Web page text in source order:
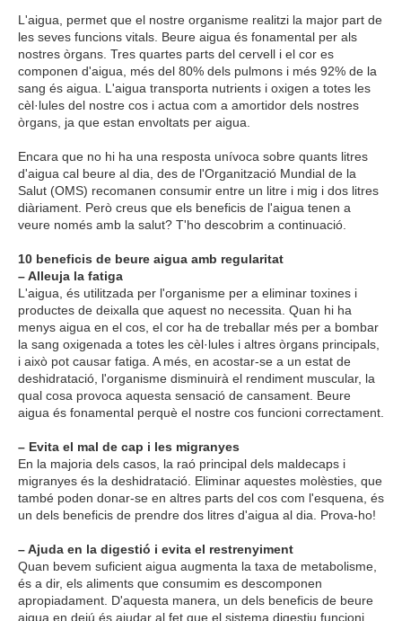
L'aigua, permet que el nostre organisme realitzi la major part de
les seves funcions vitals. Beure aigua és fonamental per als
nostres òrgans. Tres quartes parts del cervell i el cor es
componen d'aigua, més del 80% dels pulmons i més 92% de la
sang és aigua. L'aigua transporta nutrients i oxigen a totes les
cèl·lules del nostre cos i actua com a amortidor dels nostres
òrgans, ja que estan envoltats per aigua.
Encara que no hi ha una resposta unívoca sobre quants litres
d'aigua cal beure al dia, des de l'Organització Mundial de la
Salut (OMS) recomanen consumir entre un litre i mig i dos litres
diàriament. Però creus que els beneficis de l'aigua tenen a
veure només amb la salut? T'ho descobrim a continuació.
10 beneficis de beure aigua amb regularitat
– Alleuja la fatiga
L'aigua, és utilitzada per l'organisme per a eliminar toxines i
productes de deixalla que aquest no necessita. Quan hi ha
menys aigua en el cos, el cor ha de treballar més per a bombar
la sang oxigenada a totes les cèl·lules i altres òrgans principals,
i això pot causar fatiga. A més, en acostar-se a un estat de
deshidratació, l'organisme disminuirà el rendiment muscular, la
qual cosa provoca aquesta sensació de cansament. Beure
aigua és fonamental perquè el nostre cos funcioni correctament.
– Evita el mal de cap i les migranyes
En la majoria dels casos, la raó principal dels maldecaps i
migranyes és la deshidratació. Eliminar aquestes molèsties, que
també poden donar-se en altres parts del cos com l'esquena, és
un dels beneficis de prendre dos litres d'aigua al dia. Prova-ho!
– Ajuda en la digestió i evita el restrenyiment
Quan bevem suficient aigua augmenta la taxa de metabolisme,
és a dir, els aliments que consumim es descomponen
apropiadament. D'aquesta manera, un dels beneficis de beure
aigua en dejú és ajudar al fet que el sistema digestiu funcioni